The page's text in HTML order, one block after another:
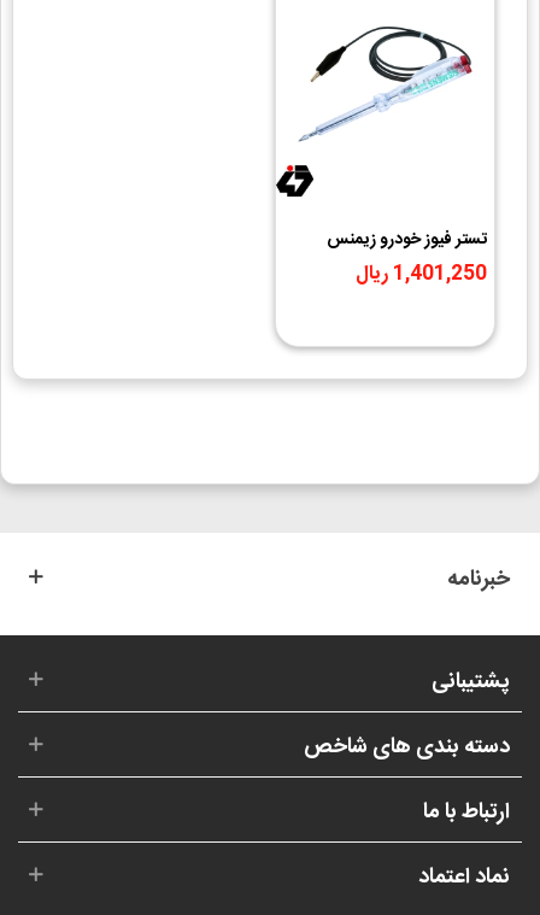
تستر فیوز خودرو زيمنس
1,401,250 ریال
خبرنامه
پشتیبانی
دسته بندی های شاخص
ارتباط با ما
نماد اعتماد